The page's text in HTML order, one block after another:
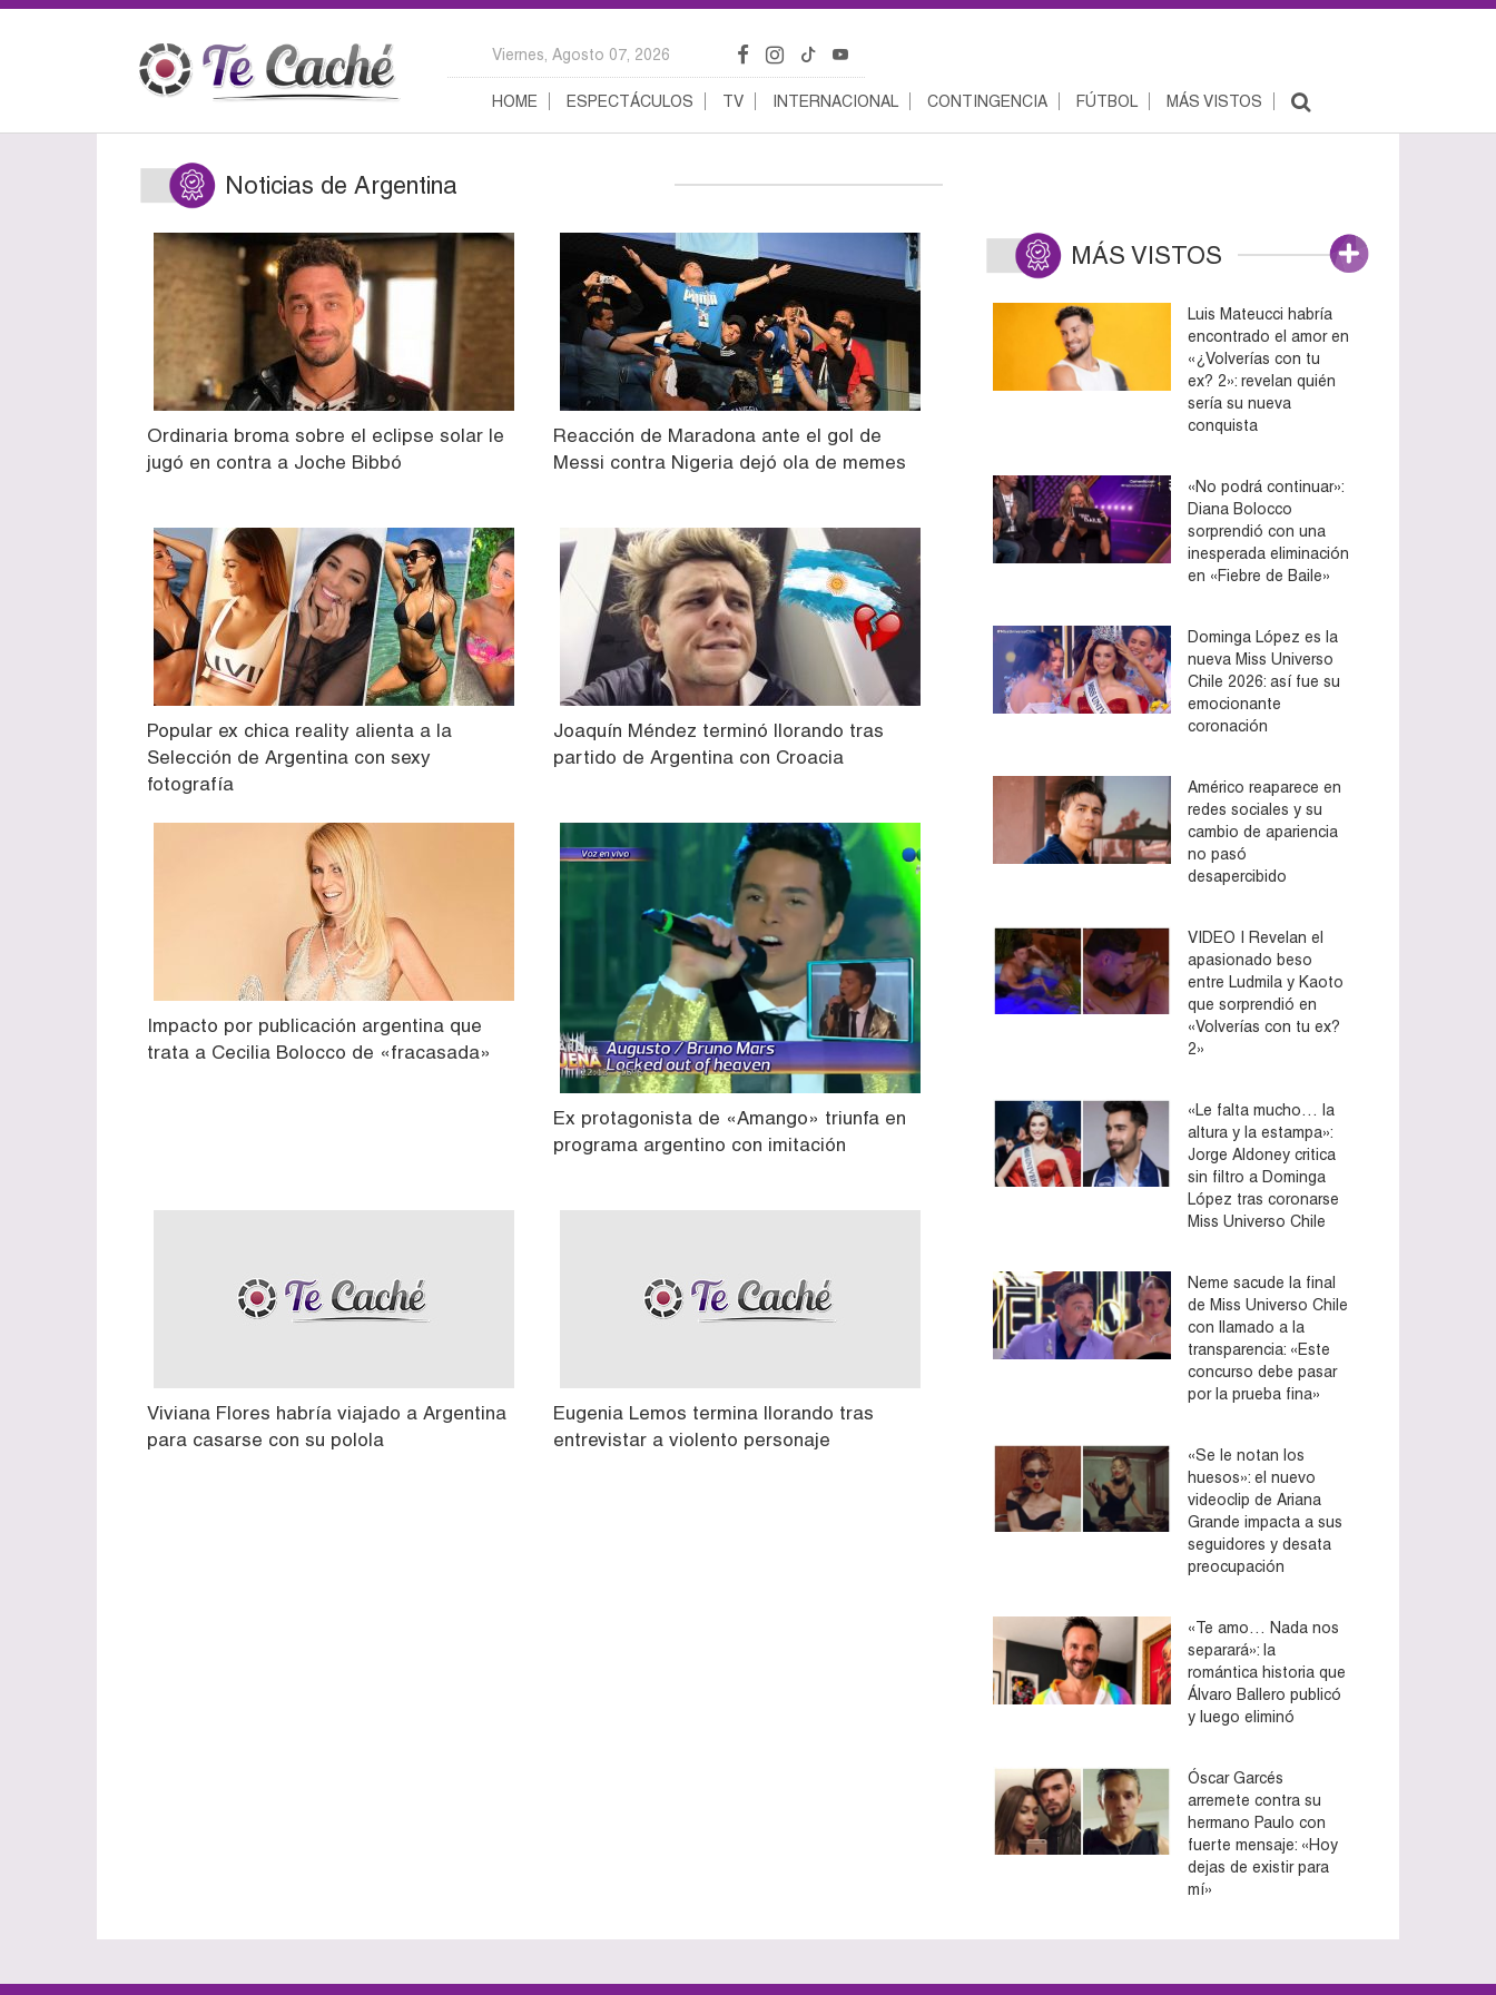
Viernes, Agosto 07, 2026
HOME ESPECTÁCULOS TV INTERNACIONAL CONTINGENCIA FÚTBOL MÁS VISTOS
Noticias de Argentina
Ordinaria broma sobre el eclipse solar le
jugó en contra a Joche Bibbó
Reacción de Maradona ante el gol de
Messi contra Nigeria dejó ola de memes
Popular ex chica reality alienta a la
Selección de Argentina con sexy
fotografía
Joaquín Méndez terminó llorando tras
partido de Argentina con Croacia
Impacto por publicación argentina que
trata a Cecilia Bolocco de «fracasada»
Ex protagonista de «Amango» triunfa en
programa argentino con imitación
Viviana Flores habría viajado a Argentina
para casarse con su polola
Eugenia Lemos termina llorando tras
entrevistar a violento personaje
MÁS VISTOS
Luis Mateucci habría
encontrado el amor en
«¿Volverías con tu
ex? 2»: revelan quién
sería su nueva
conquista
«No podrá continuar»:
Diana Bolocco
sorprendió con una
inesperada eliminación
en «Fiebre de Baile»
Dominga López es la
nueva Miss Universo
Chile 2026: así fue su
emocionante
coronación
Américo reaparece en
redes sociales y su
cambio de apariencia
no pasó
desapercibido
VIDEO | Revelan el
apasionado beso
entre Ludmila y Kaoto
que sorprendió en
«Volverías con tu ex?
2»
«Le falta mucho… la
altura y la estampa»:
Jorge Aldoney critica
sin filtro a Dominga
López tras coronarse
Miss Universo Chile
Neme sacude la final
de Miss Universo Chile
con llamado a la
transparencia: «Este
concurso debe pasar
por la prueba fina»
«Se le notan los
huesos»: el nuevo
videoclip de Ariana
Grande impacta a sus
seguidores y desata
preocupación
«Te amo… Nada nos
separará»: la
romántica historia que
Álvaro Ballero publicó
y luego eliminó
Óscar Garcés
arremete contra su
hermano Paulo con
fuerte mensaje: «Hoy
dejas de existir para
mí»